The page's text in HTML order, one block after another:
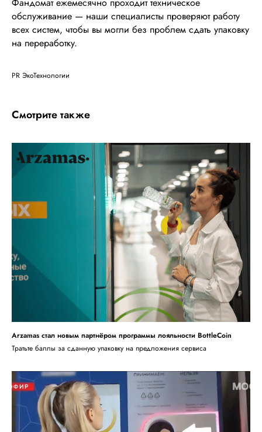
обслуживание — наши специалисты проверяют работу
всех систем, чтобы вы могли без проблем сдать упаковку
на переработку.
PR ЭкоТехнологии
Смотрите также
Arzamas стал новым партнёром программы лояльности BottleCoin
Тратьте баллы за сданную упаковку на предложения сервиса